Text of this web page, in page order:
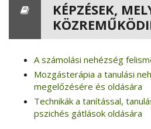
KÉPZÉSEK,
A számolási nehézség
Mozgásterápia a tanulási
megelőzésére és oldására
Technikák a tanítással,
pszichés gátlások oldására